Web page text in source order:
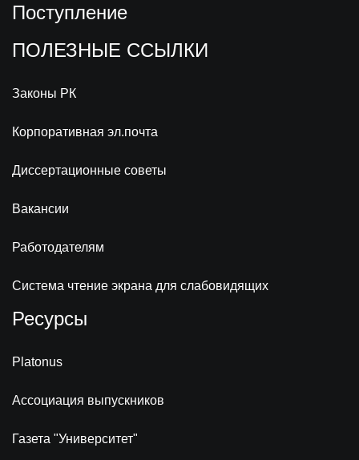
Поступление
ПОЛЕЗНЫЕ ССЫЛКИ
Законы РК
Корпоративная эл.почта
Диссертационные советы
Вакансии
Работодателям
Система чтение экрана для слабовидящих
Ресурсы
Platonus
Ассоциация выпускников
Газета "Университет"